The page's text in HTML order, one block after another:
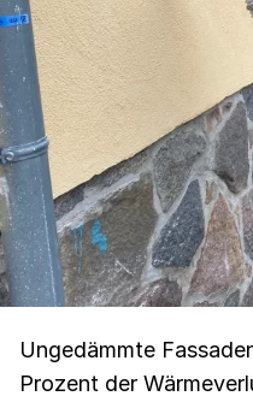
Ungedämmte
Prozent der